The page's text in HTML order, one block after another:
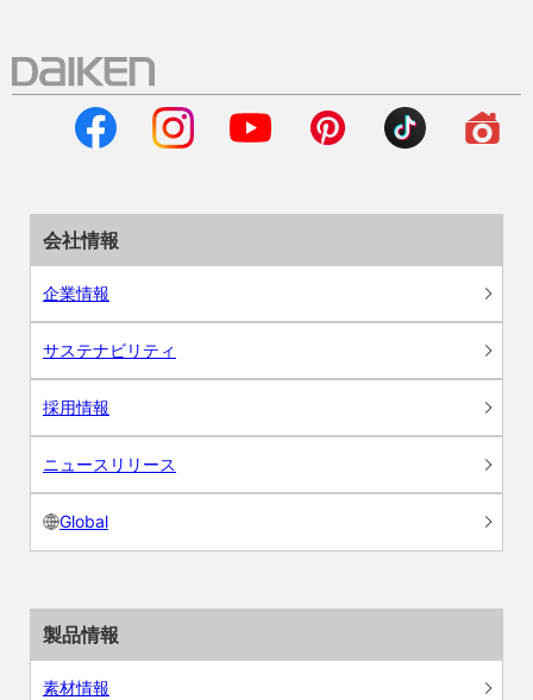
会社情報
企業情報
サステナビリティ
採用情報
ニュースリリース
Global
製品情報
素材情報